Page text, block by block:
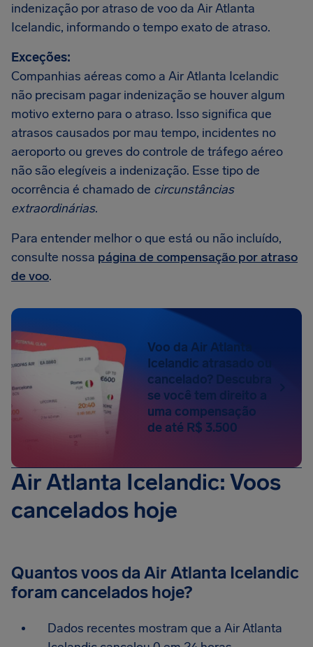
indenização por atraso de voo da Air Atlanta
Icelandic, informando o tempo exato de atraso.
Exceções:
Companhias aéreas como a Air Atlanta Icelandic
não precisam pagar indenização se houver algum
motivo externo para o atraso. Isso significa que
atrasos causados por mau tempo, incidentes no
aeroporto ou greves do controle de tráfego aéreo
não são elegíveis a indenização. Esse tipo de
ocorrência é chamado de circunstâncias
extraordinárias.
Para entender melhor o que está ou não incluído,
consulte nossa página de compensação por atraso
de voo.
Voo da Air Atlanta
Icelandic atrasado ou
cancelado? Descubra
se você tem direito a
uma compensação
de até R$ 3.500
Air Atlanta Icelandic: Voos
cancelados hoje
Quantos voos da Air Atlanta Icelandic
foram cancelados hoje?
Dados recentes mostram que a Air Atlanta